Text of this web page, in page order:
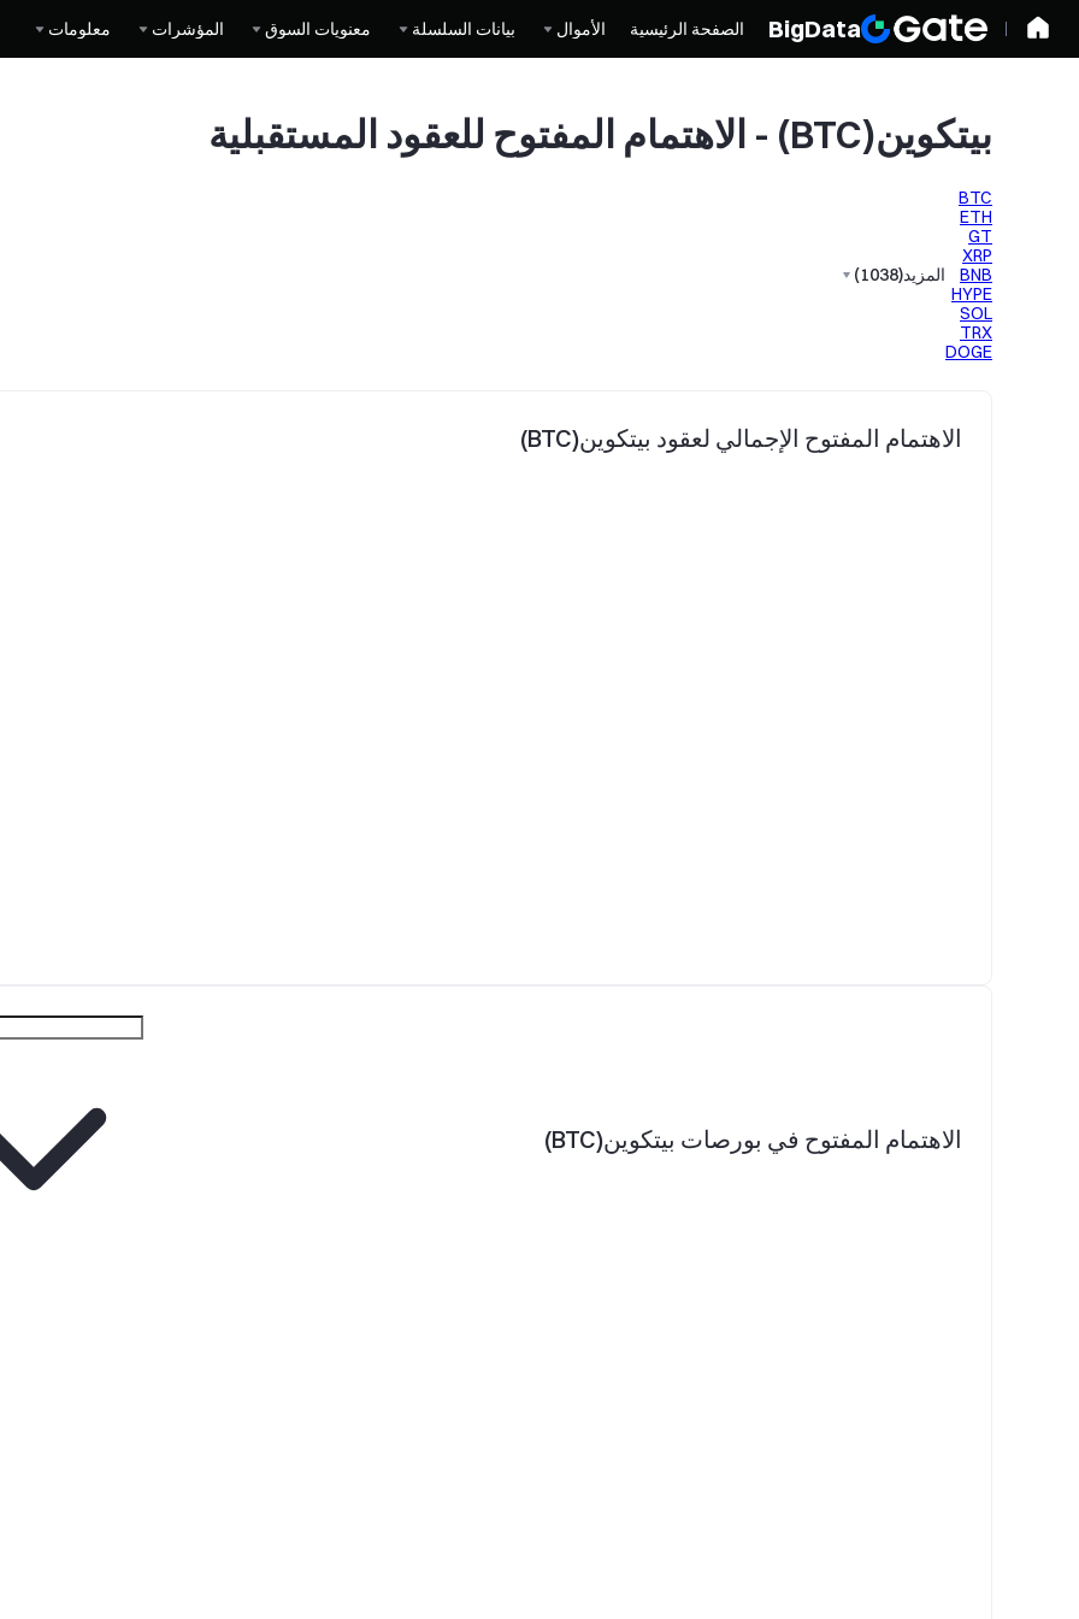
BigData الصفحة الرئيسية الأموال بيانات السلسلة معنويات السوق المؤشرات معلومات
بيتكوين(BTC) - الاهتمام المفتوح للعقود المستقبلية
BTC
ETH
GT
XRP
BNB
HYPE
SOL
TRX
DOGE
المزيد(
1038
)
الاهتمام المفتوح الإجمالي لعقود بيتكوين(BTC)
الاهتمام المفتوح في بورصات بيتكوين(BTC)